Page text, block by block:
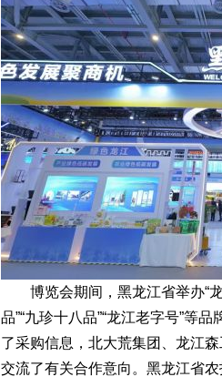
博览会期间，黑龙江省举办“龙
品”“九珍十八品”“龙江老字号”等
了采购信息，北大荒集团、龙江
交流了有关合作意向。黑龙江省